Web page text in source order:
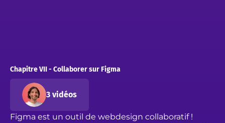
Chapitre VII - Collaborer sur Figma
3 vidéos
Figma est un outil de webdesign collaboratif !